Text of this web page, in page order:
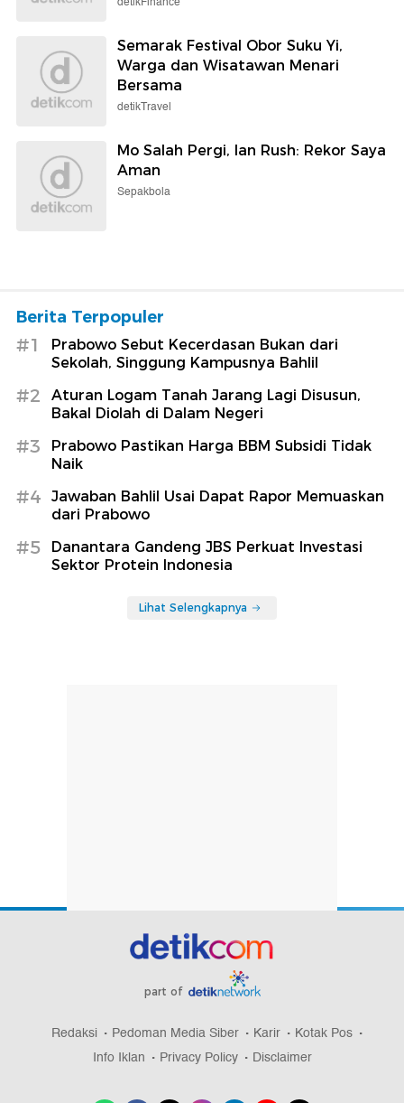
Semarak Festival Obor Suku Yi,
Warga dan Wisatawan Menari
Bersama
detikTravel
Mo Salah Pergi, Ian Rush: Rekor Saya
Aman
Sepakbola
Berita Terpopuler
#1
Prabowo Sebut Kecerdasan Bukan dari
Sekolah, Singgung Kampusnya Bahlil
#2
Aturan Logam Tanah Jarang Lagi Disusun,
Bakal Diolah di Dalam Negeri
#3
Prabowo Pastikan Harga BBM Subsidi Tidak
Naik
#4
Jawaban Bahlil Usai Dapat Rapor Memuaskan
dari Prabowo
#5
Danantara Gandeng JBS Perkuat Investasi
Sektor Protein Indonesia
Lihat Selengkapnya
part of
Redaksi Pedoman Media Siber Karir
Kotak Pos
Info Iklan
Privacy Policy Disclaimer